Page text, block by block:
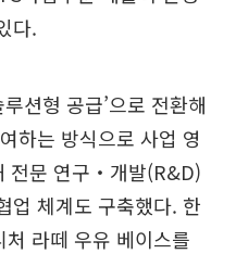
다.
션형 공급’으로 전환해
하는 방식으로 사업 영
전문 연구‧개발(R&D)
업 체계도 구축했다. 한
라떼 우유 베이스를